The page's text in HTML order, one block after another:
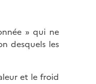
» qui ne
desquels les
et le froid